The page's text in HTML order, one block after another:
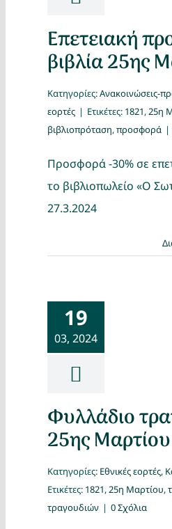
Επετειακή
βιβλία 25ης
Κατηγορίες:Ανακοινώσεις-
εορτές | Ετικέτες: 1821,25η
βιβλιοπρόταση,προσφορά |
Προσφορά -30% σε
το βιβλιοπωλείο «Ο
27.3.2024
19
03, 2024
Φυλλάδιο
25ης Μαρτίου
Κατηγορίες: Εθνικές εορτές,
Ετικέτες: 1821,25η Μαρτίου,
τραγουδιών | 0 Σχόλια